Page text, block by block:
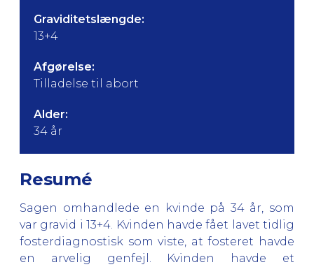
Graviditetslængde:
13+4
Afgørelse:
Tilladelse til abort
Alder:
34 år
Resumé
Sagen omhandlede en kvinde på 34 år, som
var gravid i 13+4. Kvinden havde fået lavet tidlig
fosterdiagnostisk som viste, at fosteret havde
en arvelig genfejl. Kvinden havde et